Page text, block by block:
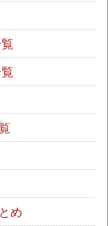
め